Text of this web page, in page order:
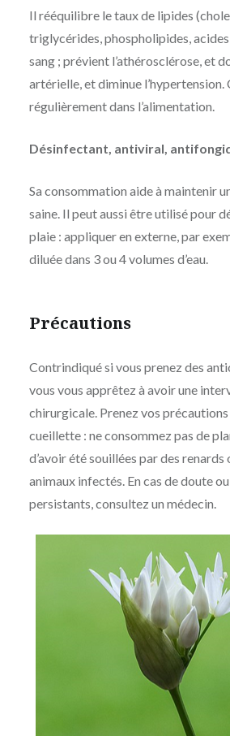
Il rééquilibre le taux de lipides
triglycérides, phospholipides, acides
sang ; prévient l’athérosclérose, et
artérielle, et diminue l’hypertension.
régulièrement dans l’alimentation.
Désinfectant, antiviral,
Sa consommation aide à maintenir
saine. Il peut aussi être utilisé pour
plaie : appliquer en externe, par
diluée dans 3 ou 4 volumes d’eau.
Précautions
Contrindiqué si vous prenez des
vous vous apprêtez à avoir une
chirurgicale. Prenez vos précautions
cueillette : ne consommez pas de
d’avoir été souillées par des renards
animaux infectés. En cas de doute
persistants, consultez un médecin.